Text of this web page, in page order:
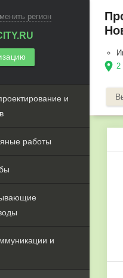
регион
и
работы
и
location_on 2